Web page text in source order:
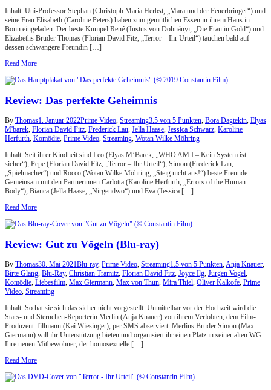
Inhalt: Uni-Professor Stephan (Christoph Maria Herbst, „Mara und der Feuerbringer“) und
seine Frau Elisabeth (Caroline Peters) haben zum gemütlichen Essen in ihrem Haus in
Bonn eingeladen. Der beste Kumpel René (Justus von Dohnányi, „Die Frau in Gold“) und
Elizabeths Bruder Thomas (Florian David Fitz, „Terror – Ihr Urteil“) tauchen bald auf –
dessen schwangere Freundin […]
Read More
Review: Das perfekte Geheimnis
By Thomas1. Januar 2022Prime Video, Streaming3.5 von 5 Punkten, Bora Dagtekin, Elyas
M'barek, Florian David Fitz, Frederick Lau, Jella Haase, Jessica Schwarz, Karoline
Herfurth, Komödie, Prime Video, Streaming, Wotan Wilke Möhring
Inhalt: Seit ihrer Kindheit sind Leo (Elyas M’Barek, „WHO AM I – Kein System ist
sicher“), Pepe (Florian David Fitz, „Terror – Ihr Urteil“), Simon (Frederick Lau,
„Spielmacher“) und Rocco (Wotan Wilke Möhring, „Steig.nicht.aus!“) beste Freunde.
Gemeinsam mit den Partnerinnen Carlotta (Karoline Herfurth, „Errors of the Human
Body“), Bianca (Jella Haase, „Nirgendwo“) und Eva (Jessica […]
Read More
Review: Gut zu Vögeln (Blu-ray)
By Thomas30. Mai 2021Blu-ray, Prime Video Streaming1.5 von 5 Punkten Anja Knauer
Birte Glang Blu-Ray, Christian Tramitz Florian David Fitz Joyce Ilg Jürgen Vogel
Komödie Liebesfilm Max Giermann Max von Thun Mira Thiel Oliver Kalkofe Prime
Video Streaming
Inhalt: So hat sie sich das sicher nicht vorgestellt: Unmittelbar vor der Hochzeit wird die
Stars- und Sternchen-Reporterin Merlin (Anja Knauer) von ihrem Verlobten, dem Film-
Produzent Tillmann (Kai Wiesinger), per SMS abserviert. Merlins Bruder Simon (Max
Giermann) will ihr Unterstützung bieten und organisiert ihr einen Platz in seiner alten WG.
Ihre neuen Mitbewohner, der homosexuelle […]
Read More